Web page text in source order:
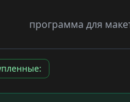
программа для